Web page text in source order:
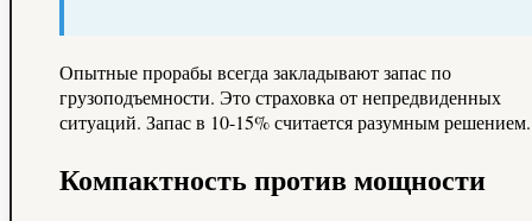
Опытные прорабы всегда закладывают запас по
грузоподъемности. Это страховка от непредвиденных
ситуаций. Запас в 10-15% считается разумным решением.
Компактность против мощности